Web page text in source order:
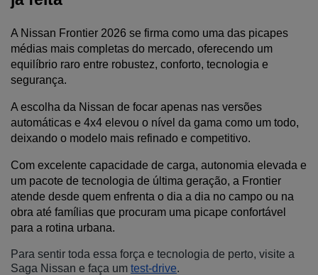
A Nissan Frontier 2026 se firma como uma das picapes
médias mais completas do mercado, oferecendo um
equilíbrio raro entre robustez, conforto, tecnologia e
segurança.
A escolha da Nissan de focar apenas nas versões
automáticas e 4x4 elevou o nível da gama como um todo,
deixando o modelo mais refinado e competitivo.
Com excelente capacidade de carga, autonomia elevada e
um pacote de tecnologia de última geração, a Frontier
atende desde quem enfrenta o dia a dia no campo ou na
obra até famílias que procuram uma picape confortável
para a rotina urbana.
Para sentir toda essa força e tecnologia de perto, visite a
Saga Nissan e faça um test-drive.